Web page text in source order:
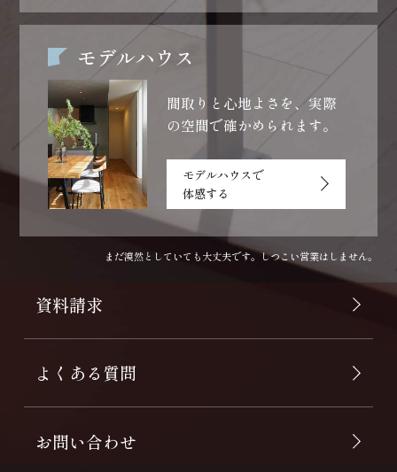
モデルハウス
間取りと心地よさを、 実際
の空間で確かめられます。
モデルハウスで
体感する
まだ漠然としていても大丈夫です。しつこい営業はしません。
資料請求
よくある質問
お問い合わせ